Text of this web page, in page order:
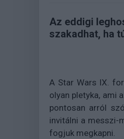
Az eddigi
szakadhat, ha
A Star Wars IX.
olyan pletyka, ami
pontosan arról
invitálni a messzi-
fogjuk megkapni.